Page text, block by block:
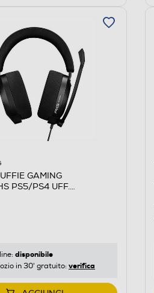
GAMING
PS5/PS4 UFF.
disponibile
in 30' gratuito: verifica